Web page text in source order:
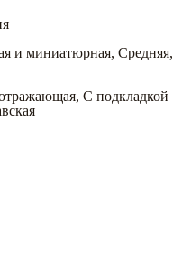
и миниатюрная, Средняя,
, С подкладкой